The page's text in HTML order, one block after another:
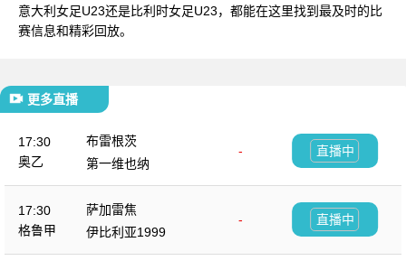
意大利女足U23还是比利时女足U23，都能在这里找到最及时的比
赛信息和精彩回放。
更多直播
17:30
奥乙
布雷根茨
-
第一维也纳
直播中
17:30
格鲁甲
萨加雷焦
-
伊比利亚1999
直播中